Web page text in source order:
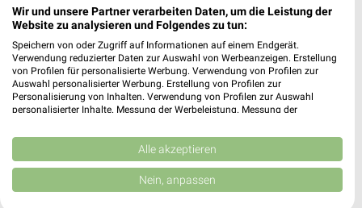
286,54 km • Angebote: 1 Prospekt
expert Nord Neustadt
Sierksdorfer Straße 26
23730 Neustadt
Heute 09:00 - 19:00 Uhr |
expert Nord Neumünster
Wir und unsere Partner verarbeiten Daten, um die Leistung der
Website zu analysieren und Folgendes zu tun:
Speichern von oder Zugriff auf Informationen auf einem Endgerät.
Verwendung reduzierter Daten zur Auswahl von Werbeanzeigen. Erstellung
von Profilen für personalisierte Werbung. Verwendung von Profilen zur
Auswahl personalisierter Werbung. Erstellung von Profilen zur
Personalisierung von Inhalten. Verwendung von Profilen zur Auswahl
personalisierter Inhalte. Messung der Werbeleistung. Messung der
Kombinationen von Daten aus verschiedenen Quellen. Entwicklung und
Verbesserung der Angebote. Verwendung reduzierter Daten zur Auswahl
von Inhalten.
Daten können außerhalb der Europäischen Union weitergegeben und in die
Alle akzeptieren
Nein, anpassen